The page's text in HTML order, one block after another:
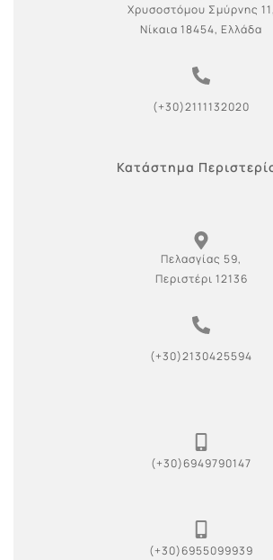
Χρυσοστόμου Σμύρνης 11,
Νίκαια 18454, Ελλάδα
(+30)2111132020
Κατάστημα
Πελασγίας 59,
Περιστέρι 12136
(+30)2130425594
(+30)6949790147
(+30)6955099939